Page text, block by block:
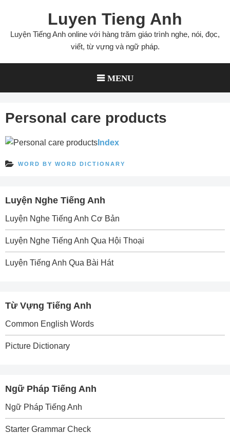
content
Luyen Tieng Anh
Luyện Tiếng Anh online với hàng trăm giáo trình nghe, nói, đọc,
viết, từ vựng và ngữ pháp.
MENU
Personal care products
Index
WORD BY WORD DICTIONARY
Luyện Nghe Tiếng Anh
Luyện Nghe Tiếng Anh Cơ Bản
Luyện Nghe Tiếng Anh Qua Hội Thoại
Luyện Tiếng Anh Qua Bài Hát
Từ Vựng Tiếng Anh
Common English Words
Picture Dictionary
Ngữ Pháp Tiếng Anh
Ngữ Pháp Tiếng Anh
Starter Grammar Check